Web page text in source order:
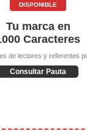
DISPONIBLE
Tu marca en
Caracteres
de lectores y referentes
Consultar Pauta